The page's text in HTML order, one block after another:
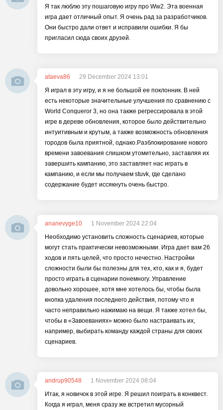
Я так люблю эту пошаговую игру про Ww2. Эта военная
игра дает отличный опыт. Я очень рад за разработчиков.
Они быстро дали ответ и исправили ошибки. Я бы
пригласил сюда своих друзей.
ataeva86
29 December 2024 13:01
Я играл в эту игру, и я не большой ее поклонник. В ней
есть некоторые значительные улучшения по сравнению с
World Conqueror 3, но она также регрессировала в этой
игре в дереве обновления, которое было действительно
интуитивным и крутым, а также возможность обновления
городов была приятной, однако.Разблокирование нового
времени завоевания слишком утомительно, заставляя их
завершить кампанию, это заставляет нас играть в
кампанию, и если мы получаем stuvk, где сделано
содержание будет иссякнуть очень быстро.
ananevyge10
1 November 2024 22:04
Необходимо установить сложность сценариев, которые
могут стать практически невозможными. Игра дает вам 26
ходов и пять целей, что просто нечестно. Настройки
сложности были бы полезны для тех, кто, как и я, будет
просто играть в сценарии понемногу. Управление
довольно хорошее, хотя мне хотелось бы, чтобы была
кнопка удаления последнего действия, потому что я
часто неправильно нажимаю на вещи. Я также хотел бы,
чтобы в «Завоеваниях» можно было настраивать их,
например, выбирать команду каждой страны для своих
сценариев.
andrup90548
1 November 2024 08:04
Итак, я новичок в этой игре. Я решил поиграть в конквест.
Когда я играл, меня сразу же встретил мусорный